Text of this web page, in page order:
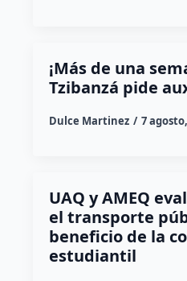
¡Más de una
Tzibanzá pide
Dulce Martinez 7
UAQ y AMEQ
el transporte
beneficio de la
estudiantil